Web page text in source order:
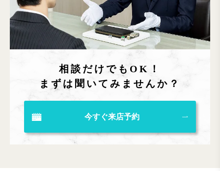
相談だけでもOK！
まずは聞いてみませんか？
今すぐ来店予約